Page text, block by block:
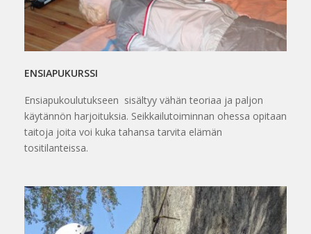
ENSIAPUKURSSI
Ensiapukoulutukseen sisältyy vähän teoriaa ja paljon
käytännön harjoituksia. Seikkailutoiminnan ohessa opitaan
taitoja joita voi kuka tahansa tarvita elämän
tositilanteissa.